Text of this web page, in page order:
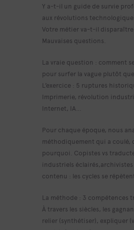
Y a-t-il un guide de survie
aux révolutions
Votre métier va-t-il disparaître
Mauvaises questions.
La vraie question : comment
pour surfer la vague plutôt
L’exercice : 5 ruptures
Imprimerie, révolution
Internet, IA…
Pour chaque époque, nous
méthodiquement qui a coulé,
pourquoi. Copistes vs
industriels éclairés,archivistes
contenu : les cycles se
La méthode : 3 compétences
À travers les siècles, les
relier (synthétiser), expliquer